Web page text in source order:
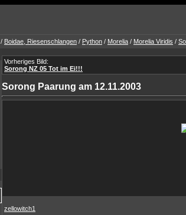
/ Boidae, Riesenschlangen / Python / Morelia / Morelia Viridis /
Vorheriges Bild:
Sorong NZ 05 Tot im Ei!!!
Sorong Paarung am 12.11.2003
zellowitch1